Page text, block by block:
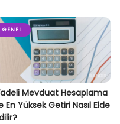
GENEL
Mevduat Hesaplama
En Yüksek Getiri Nasıl Elde